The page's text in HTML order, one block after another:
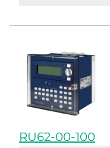
RU62-00-100